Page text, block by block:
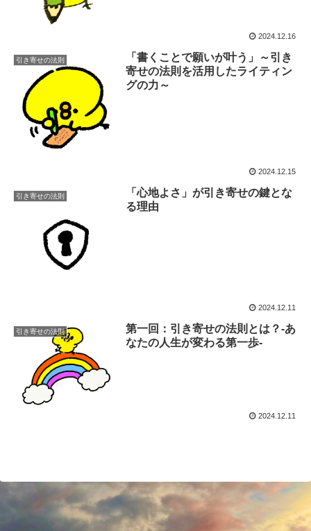
2024.12.16
引き寄せの法則
「書くことで願いが叶う」～引き
寄せの法則を活用したライティン
グの力～
2024.12.15
引き寄せの法則
「心地よさ」が引き寄せの鍵とな
る理由
2024.12.11
引き寄せの法則
第一回：引き寄せの法則とは？-あ
なたの人生が変わる第一歩-
2024.12.11